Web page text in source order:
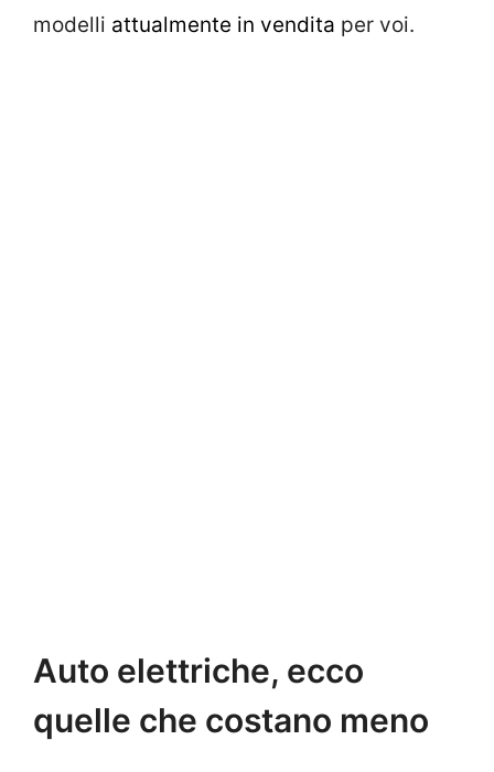
modelli attualmente in vendita per voi.
Auto elettriche, ecco
quelle che costano meno